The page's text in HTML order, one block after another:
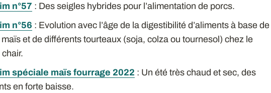
n°57 : Des seigles hybrides pour l’alimentation de porcs.
n°56 : Evolution avec l’âge de la digestibilité d’aliments à base de
maïs et de différents tourteaux (soja, colza ou tournesol) chez le
spéciale maïs fourrage 2022 : Un été très chaud et sec, des
en forte baisse.